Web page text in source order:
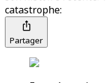
catastrophe:
Partager